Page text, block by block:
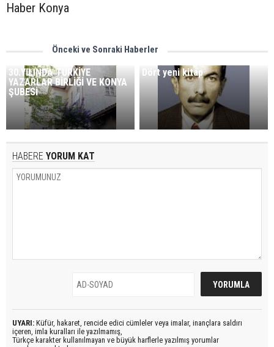
Haber Konya
Önceki ve Sonraki Haberler
30.YILINDA TÜRKİYE
YAZARLAR BİRLİĞİ VE KONYA
ŞUBESİ
Dört yeni kitap
HABERE YORUM KAT
UYARI: Küfür, hakaret, rencide edici cümleler veya imalar, inançlara saldırı
içeren, imla kuralları ile yazılmamış,
Türkçe karakter kullanılmayan ve büyük harflerle yazılmış yorumlar